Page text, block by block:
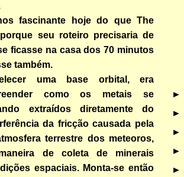
fascinante hoje do que The
seu roteiro precisaria de
ficasse na casa dos 70 minutos
também.
uma base orbital, era
como os metais se
extraídos diretamente do
da fricção causada pela
terrestre dos meteoros,
de coleta de minerais
espaciais. Monta-se então
►
►
►
►
►